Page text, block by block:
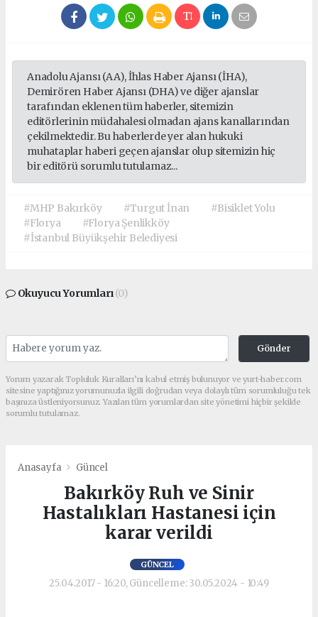
Anadolu Ajansı (AA), İhlas Haber Ajansı (İHA),
Demirören Haber Ajansı (DHA) ve diğer ajanslar
tarafından eklenen tüm haberler, sitemizin
editörlerinin müdahalesi olmadan ajans kanallarından
çekilmektedir. Bu haberlerde yer alan hukuki
muhataplar haberi geçen ajanslar olup sitemizin hiç
bir editörü sorumlu tutulamaz...
#MHP Bakırköy #Turgut İnan
#Bisiklet Yolu
#Florya
#Florya Şenlikköy
#İstanbul Büyükşehir Belediyesi
Okuyucu Yorumları(0)
Gönder
Yorum yazarak Topluluk Kuralları’nı kabul etmiş bulunuyor ve yurt-haber.com
sitesine yaptığınız yorumunuzla ilgili doğrudan veya dolaylı tüm sorumluluğu tek
başınıza üstleniyorsunuz. Yazılan tüm yorumlardan site yönetimi hiçbir şekilde
sorumlu tutulamaz.
Anasayfa Güncel
Bakırköy Ruh ve Sinir
Hastalıkları Hastanesi için
karar verildi
GÜNCEL
25.04.2017 - 16:20, Güncelleme: 30.05.2024 - 10:49